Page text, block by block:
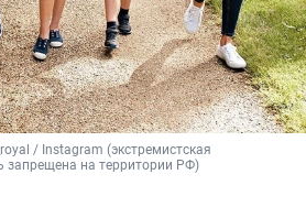
/ Instagram (экстремистская
запрещена на территории РФ)